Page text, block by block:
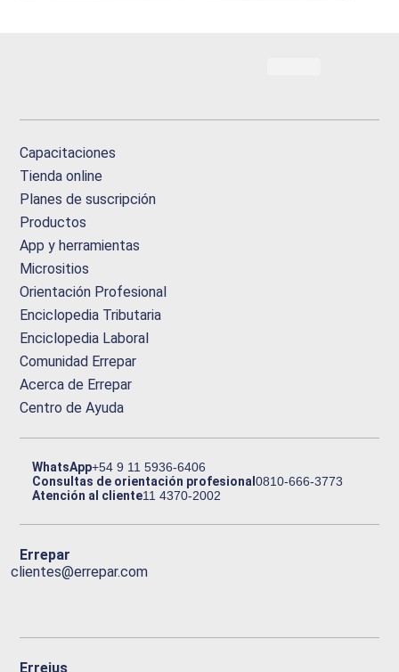
Capacitaciones
Tienda online
Planes de suscripción
Productos
App y herramientas
Micrositios
Orientación Profesional
Enciclopedia Tributaria
Enciclopedia Laboral
Comunidad Errepar
Acerca de Errepar
Centro de Ayuda
WhatsApp+54 9 11 5936-6406
Consultas de orientación profesional0810-666-3773
Atención al cliente11 4370-2002
Errepar
clientes@errepar.com
Erreius